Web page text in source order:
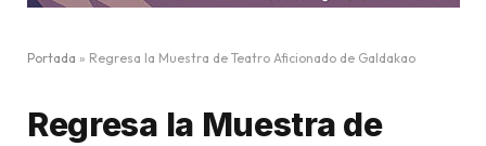
Portada » Regresa la Muestra de Teatro Aficionado de Galdakao
Regresa la Muestra de